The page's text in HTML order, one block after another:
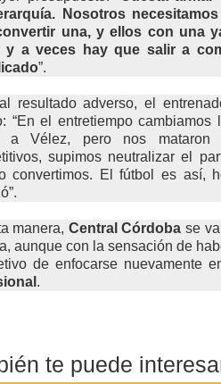
Nosotros
una, y ellos con una
y a veces hay que salir a
”.
resultado adverso, el
“En el entretiempo
a Vélez, pero nos mataron
supimos neutralizar el
convertimos. El fútbol es así,
manera, Central Córdoba se
aunque con la sensación de
de enfocarse nuevamente
.
te puede